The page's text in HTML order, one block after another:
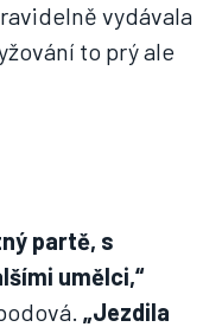
vydávala
to prý ale
partě, s
umělci,“
„Jezdila